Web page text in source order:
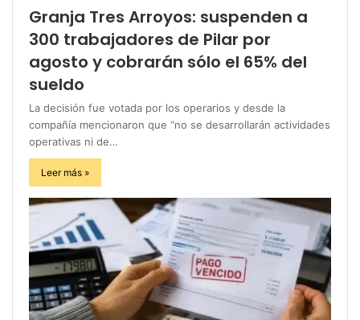
Granja Tres Arroyos: suspenden a
300 trabajadores de Pilar por
agosto y cobrarán sólo el 65% del
sueldo
La decisión fue votada por los operarios y desde la
compañía mencionaron que “no se desarrollarán actividades
operativas ni de…
Leer más »